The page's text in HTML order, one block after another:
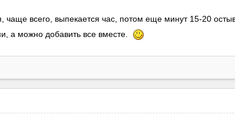
чаще всего, выпекается час, потом еще минут 15-20
а можно добавить все вместе.